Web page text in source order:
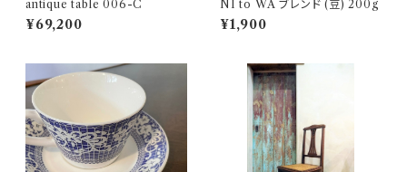
antique table 006-C
¥69,200
NI to WA ブレンド (豆) 200g
¥1,900